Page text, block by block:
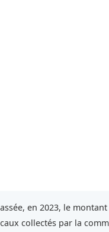
en 2023, le
collectés par la